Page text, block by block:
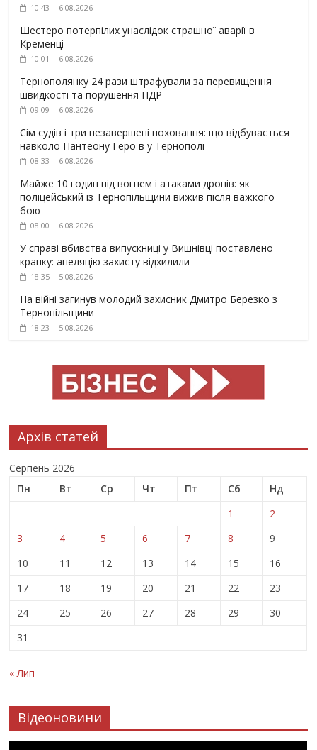
10:43 | 6.08.2026
Шестеро потерпілих унаслідок страшної аварії в
Кременці
10:01 | 6.08.2026
Тернополянку 24 рази штрафували за перевищення
швидкості та порушення ПДР
09:09 | 6.08.2026
Сім судів і три незавершені поховання: що відбувається
навколо Пантеону Героїв у Тернополі
08:33 | 6.08.2026
Майже 10 годин під вогнем і атаками дронів: як
поліцейський із Тернопільщини вижив після важкого
бою
08:00 | 6.08.2026
У справі вбивства випускниці у Вишнівці поставлено
крапку: апеляцію захисту відхилили
18:35 | 5.08.2026
На війні загинув молодий захисник Дмитро Березко з
Тернопільщини
18:23 | 5.08.2026
Архів статей
Серпень 2026
Пн
Вт Ср Чт Пт Сб
Нд
1
2
3
4 5 6 7 8
9
10
11 12 13 14 15
16
17
18 19 20 21 22
23
24
25 26 27 28 29
30
31
« Лип
Відеоновини